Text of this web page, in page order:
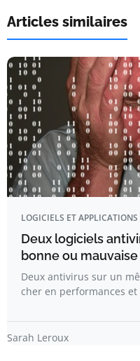
Articles similaires
LOGICIELS ET APPLICATIONS
Deux logiciels
bonne ou mauvaise
Deux antivirus sur un
cher en performances
Sarah Leroux